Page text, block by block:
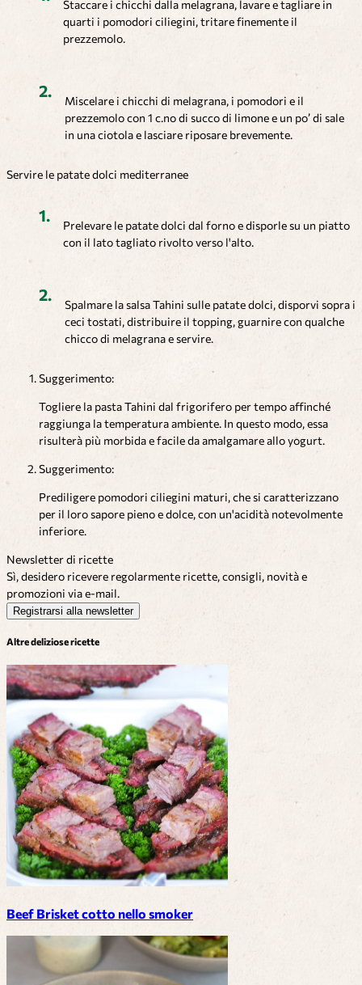
Staccare i chicchi dalla melagrana, lavare e tagliare in
quarti i pomodori ciliegini, tritare finemente il
prezzemolo.
Miscelare i chicchi di melagrana, i pomodori e il
prezzemolo con 1 c.no di succo di limone e un po’ di sale
in una ciotola e lasciare riposare brevemente.
Servire le patate dolci mediterranee
Prelevare le patate dolci dal forno e disporle su un piatto
con il lato tagliato rivolto verso l'alto.
Spalmare la salsa Tahini sulle patate dolci, disporvi sopra i
ceci tostati, distribuire il topping, guarnire con qualche
chicco di melagrana e servire.
Suggerimento:
Togliere la pasta Tahini dal frigorifero per tempo affinché
raggiunga la temperatura ambiente. In questo modo, essa
risulterà più morbida e facile da amalgamare allo yogurt.
Suggerimento:
Prediligere pomodori ciliegini maturi, che si caratterizzano
per il loro sapore pieno e dolce, con un'acidità notevolmente
inferiore.
Newsletter di ricette
Sì, desidero ricevere regolarmente ricette, consigli, novità e
promozioni via e-mail.
Registrarsi alla newsletter
Altre deliziose ricette
Beef Brisket cotto nello smoker